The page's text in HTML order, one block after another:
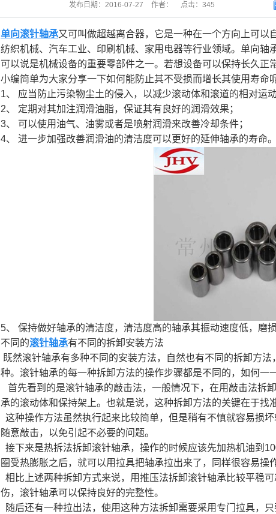
圆柱滚子轴承
直线轴承
滚针、滚子、销子
定制非标轴承
非标轴 销 套
复合滚轮轴承
发布日期： 2016-07-27 作者： 点击： 345
单向滚针轴承又可叫做超越离合器，它是一种在一个方向上可
纺织机械、汽车工业、印刷机械、家用电器等行业领域。单向
可以说是机械设备的重要零部件之一。若想设备可以保持长久
小编简单为大家分享一下如何能防止其不受损而增长其使用寿命
1、 应当防止污染物尘土的侵入，以减少滚动体和滚道的相对运动
2、 定期对其加注润滑油脂，保证其有良好的润滑效果；
3、 可以使用油气、油雾或者是喷射润滑来改善冷却条件；
4、 进一步加强改善润滑油的清洁度可以更好的延伸轴承的寿命。
5、 保持做好轴承的清洁度，清洁度高的轴承其振动速度低，磨
不同的滚针轴承有不同的拆卸安装方法
既然滚针轴承有多种不同的安装方法，自然也有不同的拆卸方
种。滚针轴承的每一种拆卸方法的操作步骤都是不同的，如何一
首先看到的是滚针轴承的敲击法，一般情况下，在用敲击法拆
承的滚动体和保持架上。也就是说，这种拆卸方法的关键在于找
这种操作方法虽然执行起来比较简单，但是稍有不慎就容易损
随意敲击，以免引起不必要的问题。
接下来是热拆法拆卸滚针轴承，操作的时候应该先加热机油到
圈受热膨胀之后，就可以用拉具把轴承拉出来了，同样很容易操作
相比上述两种拆卸方式来说，用推压法拆卸滚针轴承比较平稳
伤，滚针轴承可以保持良好的完整性。
随后还有一种拉出法，使用这种方法拆卸需要采用专门拉具，